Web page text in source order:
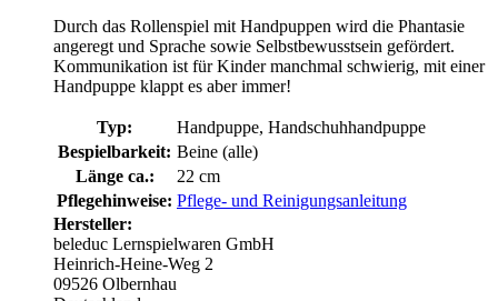
Durch das Rollenspiel mit Handpuppen wird die Phantasie
angeregt und Sprache sowie Selbstbewusstsein gefördert.
Kommunikation ist für Kinder manchmal schwierig, mit einer
Handpuppe klappt es aber immer!
Typ:
Handpuppe, Handschuhhandpuppe
Bespielbarkeit: Beine (alle)
Länge ca.:
22 cm
Pflegehinweise: Pflege- und Reinigungsanleitung
Hersteller:
beleduc Lernspielwaren GmbH
Heinrich-Heine-Weg 2
09526 Olbernhau